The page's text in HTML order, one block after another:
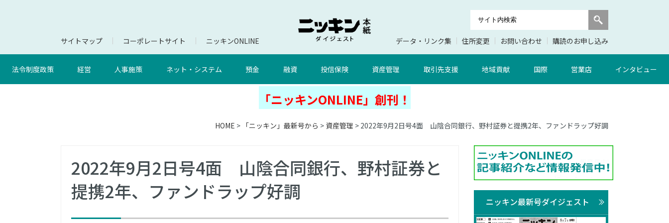
サイトマップ コーポレートサイト ニッキンONLINE データ・リンク集 住所変更 お問い合わせ 購読のお申し込み
法令制度政策 経営 人事施策 ネット・システム 預金 融資 投信保険 資産管理 取引先支援 地域貢献 国際 営業店 インタビュー
「ニッキンONLINE」創刊！
HOME > 「ニッキン」最新号から > 資産管理 > 2022年9月2日号4面 山陰合同銀行、野村証券と提携2年、ファンドラップ好調
2022年9月2日号4面 山陰合同銀行、野村証券と
提携2年、ファンドラップ好調
ニッキン最新号ダイジェスト